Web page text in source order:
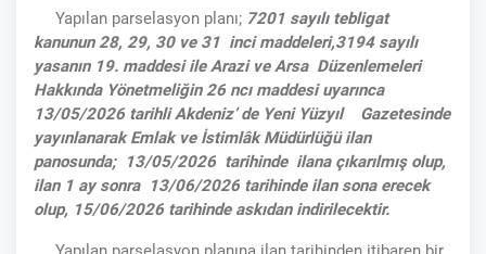
Yapılan parselasyon planı; 7201 sayılı tebligat
kanunun 28, 29, 30 ve 31 inci maddeleri,3194 sayılı
yasanın 19. maddesi ile Arazi ve Arsa Düzenlemeleri
Hakkında Yönetmeliğin 26 ncı maddesi uyarınca
13/05/2026 tarihli Akdeniz’ de Yeni Yüzyıl Gazetesinde
yayınlanarak Emlak ve İstimlâk Müdürlüğü ilan
panosunda; 13/05/2026 tarihinde ilana çıkarılmış olup,
ilan 1 ay sonra 13/06/2026 tarihinde ilan sona erecek
olup, 15/06/2026 tarihinde askıdan indirilecektir.